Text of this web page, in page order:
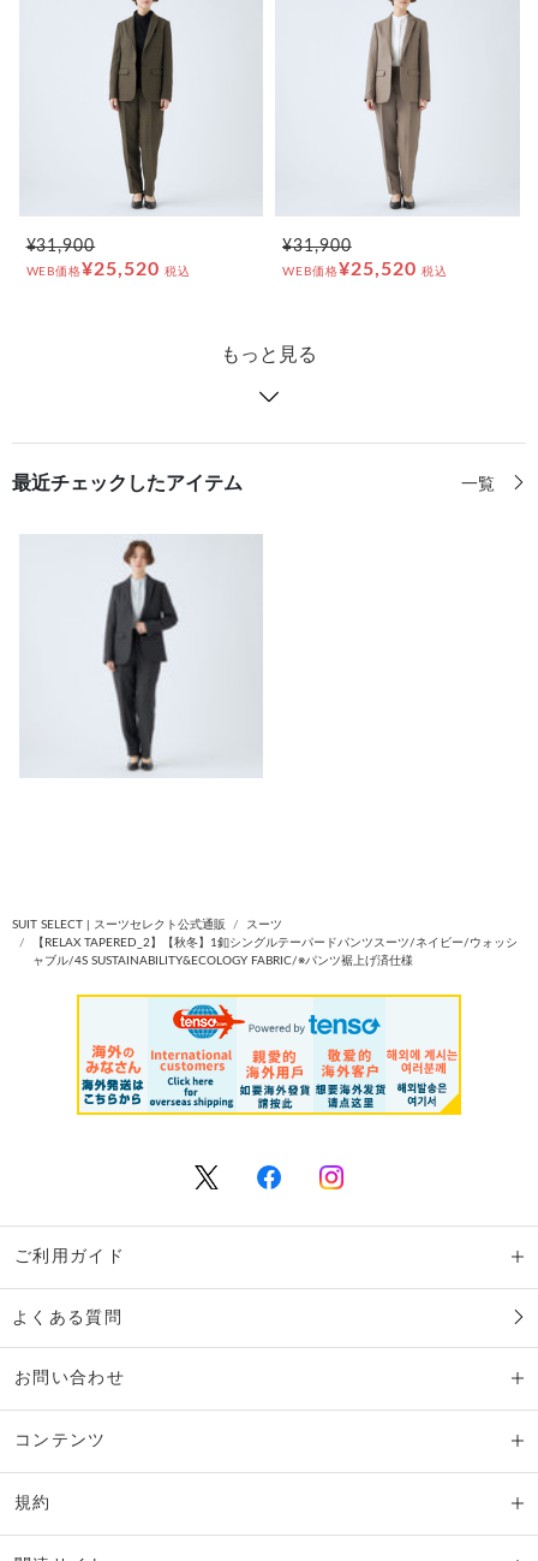
¥31,900
WEB価格¥25,520 税込
¥31,900
WEB価格¥25,520 税込
もっと見る
最近チェックしたアイテム 一覧
SUIT SELECT | スーツセレクト公式通販
スーツ
【RELAX TAPERED_2】【秋冬】1釦シングルテーパードパンツスーツ/ネイビー/ウォッシ
ャブル/4S SUSTAINABILITY&ECOLOGY FABRIC/※パンツ裾上げ済仕様
ご利用ガイド
よくある質問
お問い合わせ
コンテンツ
規約